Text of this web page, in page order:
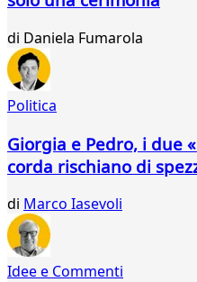
di Daniela Fumarola
Politica
Giorgia e Pedro, i due
corda rischiano di
di Marco Iasevoli
Idee e Commenti